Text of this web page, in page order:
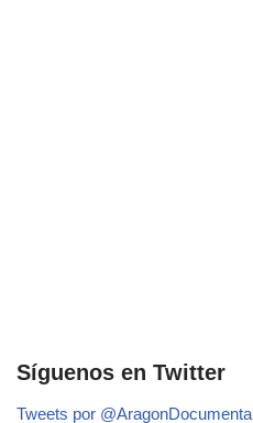
Síguenos en Twitter
Tweets por @AragonDocumenta